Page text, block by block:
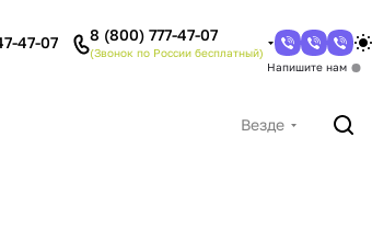
47-07 8 (800) 777-47-07
(Звонок по России бесплатный)
Напишите нам
Везде